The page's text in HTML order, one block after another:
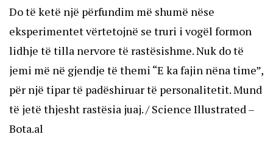
Do të ketë një përfundim më shumë nëse
eksperimentet vërtetojnë se truri i vogël formon
lidhje të tilla nervore të rastësishme. Nuk do të
jemi më në gjendje të themi “E ka fajin nëna time”,
për një tipar të padëshiruar të personalitetit. Mund
të jetë thjesht rastësia juaj. / Science Illustrated –
Bota.al